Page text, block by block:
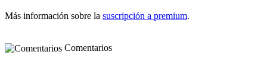
Más información sobre la suscripción a premium.
Comentarios